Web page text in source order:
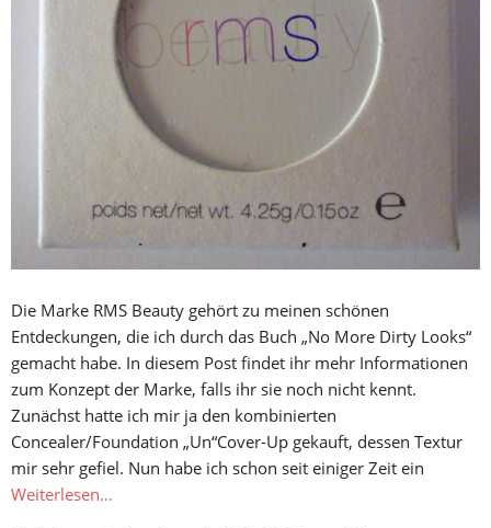
Die Marke RMS Beauty gehört zu meinen schönen
Entdeckungen, die ich durch das Buch „No More Dirty Looks“
gemacht habe. In diesem Post findet ihr mehr Informationen
zum Konzept der Marke, falls ihr sie noch nicht kennt.
Zunächst hatte ich mir ja den kombinierten
Concealer/Foundation „Un“Cover-Up gekauft, dessen Textur
mir sehr gefiel. Nun habe ich schon seit einiger Zeit ein
Weiterlesen…